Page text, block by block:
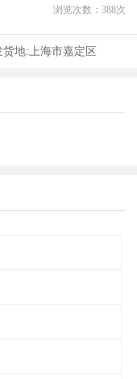
浏览次数： 388次
货地:上海市嘉定区